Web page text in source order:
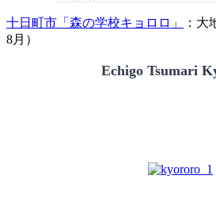
十日町市「森の学校キョロロ」
：大
8月）
Echigo Tsumari